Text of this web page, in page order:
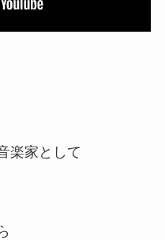
楽家として